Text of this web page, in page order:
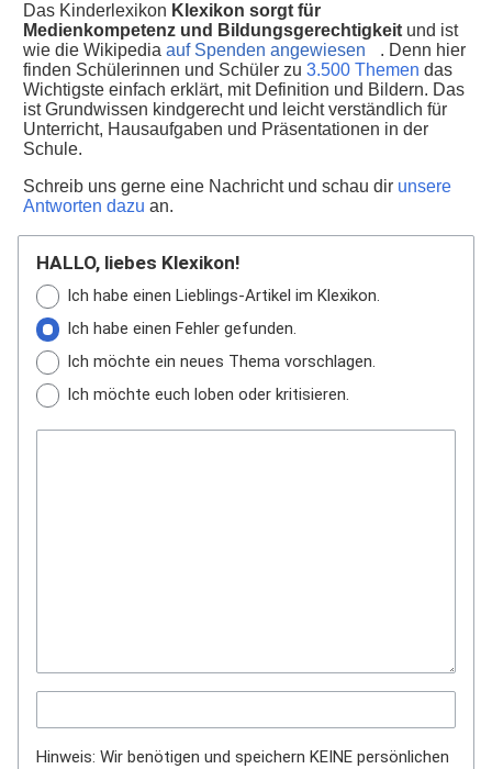
Das Kinderlexikon Klexikon sorgt für
Medienkompetenz und Bildungsgerechtigkeit und ist
wie die Wikipedia auf Spenden angewiesen
. Denn hier
finden Schülerinnen und Schüler zu 3.500 Themen das
Wichtigste einfach erklärt, mit Definition und Bildern. Das
ist Grundwissen kindgerecht und leicht verständlich für
Unterricht, Hausaufgaben und Präsentationen in der
Schule.
Schreib uns gerne eine Nachricht und schau dir unsere
Antworten dazu an.
HALLO, liebes Klexikon!
Ich habe einen Lieblings-Artikel im Klexikon.
Ich habe einen Fehler gefunden.
Ich möchte ein neues Thema vorschlagen.
Ich möchte euch loben oder kritisieren.
Hinweis: Wir benötigen und speichern KEINE persönlichen